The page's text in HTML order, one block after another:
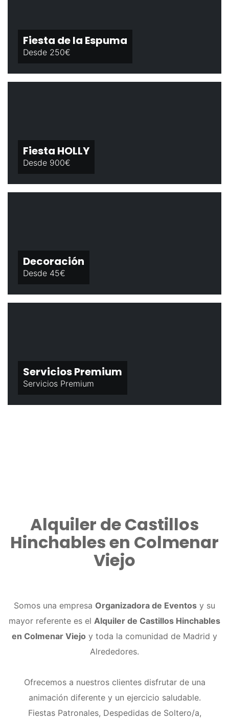
Fiesta de la Espuma
Desde 250€
Fiesta HOLLY
Desde 900€
Decoración
Desde 45€
Servicios Premium
Servicios Premium
Alquiler de Castillos
Hinchables en Colmenar
Viejo
Somos una empresa Organizadora de Eventos y su
mayor referente es el Alquiler de Castillos Hinchables
en Colmenar Viejo y toda la comunidad de Madrid y
Alrededores.
Ofrecemos a nuestros clientes disfrutar de una
animación diferente y un ejercicio saludable.
Fiestas Patronales, Despedidas de Soltero/a,